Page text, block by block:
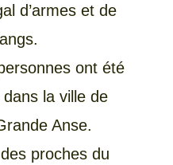
d’armes et de
ont été
dans la ville de
Anse.
proches du